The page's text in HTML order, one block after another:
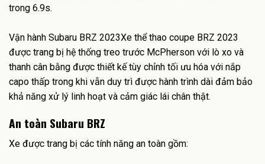
trong 6.9s.
Vận hành Subaru BRZ 2023Xe thể thao coupe BRZ 2023
được trang bị hệ thống treo trước McPherson với lò xo và
thanh cân bằng được thiết kế tùy chỉnh tối ưu hóa với nắp
capo thấp trong khi vẫn duy trì được hành trình dài đảm bảo
khả năng xử lý linh hoạt và cảm giác lái chân thật.
An toàn Subaru BRZ
Xe được trang bị các tính năng an toàn gồm: